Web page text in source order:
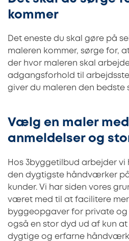
kommer
Det eneste du skal gøre på
maleren kommer, sørge for,
der hvor maleren skal
adgangsforhold til
giver du maleren den bedste
Vælg en maler
anmeldelser og
Hos 3byggetilbud arbejder
den dygtigste håndværker
kunder. Vi har siden vores
været med til at facilitere
byggeopgaver for private og
også en stor dyd ud af kun
dygtige og erfarne